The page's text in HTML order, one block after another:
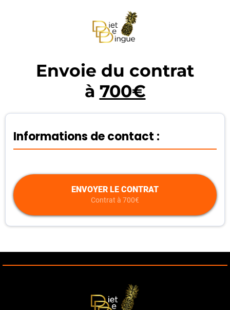
Envoie du contrat
à 700€
Informations de contact :
ENVOYER LE CONTRAT
Contrat à 700€